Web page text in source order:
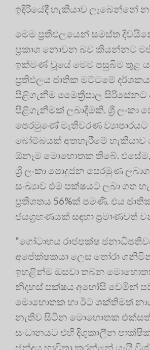
ඉදිරියේදී හැකියාව ලැබෙන්නේ
මෙම ප්‍රතිඵලයෙන් සමස්ත
ප්‍රකාශ නොවන බව කියන්නට
ඉක්මණ් වූයේ මෙම පසුබිම තුළ
ප්‍රතිඵලය ජාතික මට්ටමේ
පිළිගැනීම මෛත්‍රීපාල සිරිසේනට
පිළිගැනීමක් ලබාදීමකි. ශ්‍රී ලංකා
පෙරමුණේ මැතිවරණ
බෝම්බයක් අතහැරීමේ හැකියාව
ඕනෑම මොහොතක තිබේ.
ශ්‍රී ලංකා පොදුජන පෙරමුණ
සංඛ්‍යාව එම පක්ෂයට ලබා ගත
ප්‍රතිශතය 56%ක් පමණි. එය
ජයග්‍රහණයක් සඳහා ප්‍රමාණවත්
“ගෝටාභය රාජපක්ෂ
අපේක්ෂකයා ලෙස තෝරා
ඉහළින්ම ඔසවා තබන මොහොතක,
නිදහස් පක්ෂය අහෝසි වෙමින්
මොහොතක හා ඊට ශක්තිමත්
නැතිව සිටින මොහොතක එක්සත්
සංධානයට එහි දිගුකාලීන
ඡන්දය භාවිතා කරන්නේ යැයි